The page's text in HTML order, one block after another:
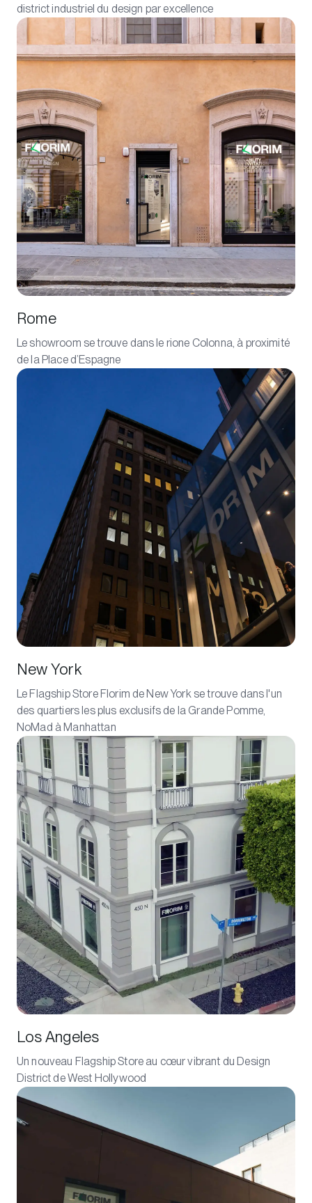
district industriel du design par excellence
Rome
Le showroom se trouve dans le rione Colonna, à proximité
de la Place d’Espagne
New York
Le Flagship Store Florim de New York se trouve dans l'un
des quartiers les plus exclusifs de la Grande Pomme,
NoMad à Manhattan
Los Angeles
Un nouveau Flagship Store au cœur vibrant du Design
District de West Hollywood